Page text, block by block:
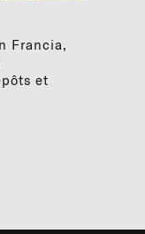
Francia,
et